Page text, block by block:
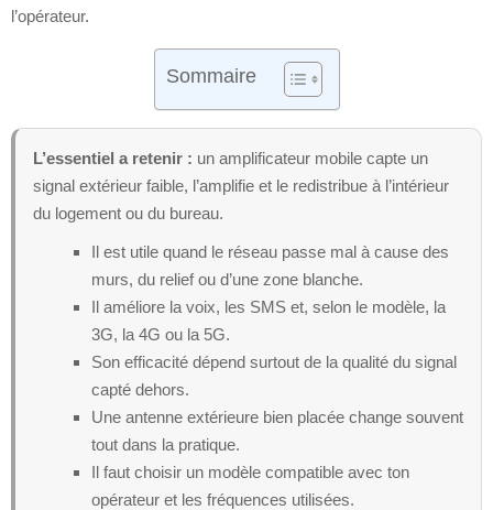
l’opérateur.
Sommaire
L’essentiel a retenir : un amplificateur mobile capte un
signal extérieur faible, l’amplifie et le redistribue à l’intérieur
du logement ou du bureau.
Il est utile quand le réseau passe mal à cause des
murs, du relief ou d’une zone blanche.
Il améliore la voix, les SMS et, selon le modèle, la
3G, la 4G ou la 5G.
Son efficacité dépend surtout de la qualité du signal
capté dehors.
Une antenne extérieure bien placée change souvent
tout dans la pratique.
Il faut choisir un modèle compatible avec ton
opérateur et les fréquences utilisées.